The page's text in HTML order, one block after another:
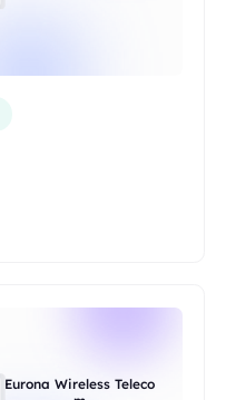
Eurona Wireless Teleco